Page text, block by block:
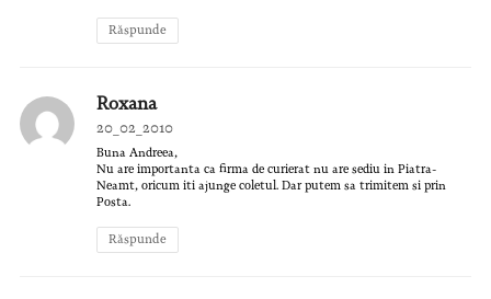
Răspunde
Roxana
20_02_2010
Buna Andreea,
Nu are importanta ca firma de curierat nu are sediu in Piatra-
Neamt, oricum iti ajunge coletul. Dar putem sa trimitem si prin
Posta.
Răspunde